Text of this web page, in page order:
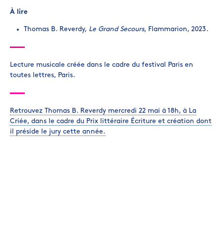
À lire
Thomas B. Reverdy, Le Grand Secours, Flammarion, 2023.
Lecture musicale créée dans le cadre du festival Paris en
toutes lettres, Paris.
Retrouvez Thomas B. Reverdy mercredi 22 mai à 18h, à La
Criée, dans le cadre du Prix littéraire Écriture et création dont
il préside le jury cette année.